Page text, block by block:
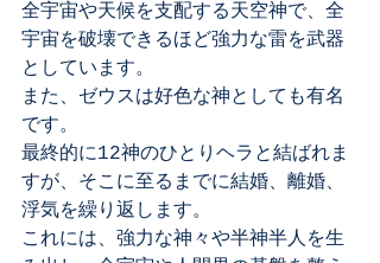
全宇宙や天候を支配する天空神で、全
宇宙を破壊できるほど強力な雷を武器
としています。
また、ゼウスは好色な神としても有名
です。
最終的に12神のひとりヘラと結ばれま
すが、そこに至るまでに結婚、離婚、
浮気を繰り返します。
これには、強力な神々や半神半人を生